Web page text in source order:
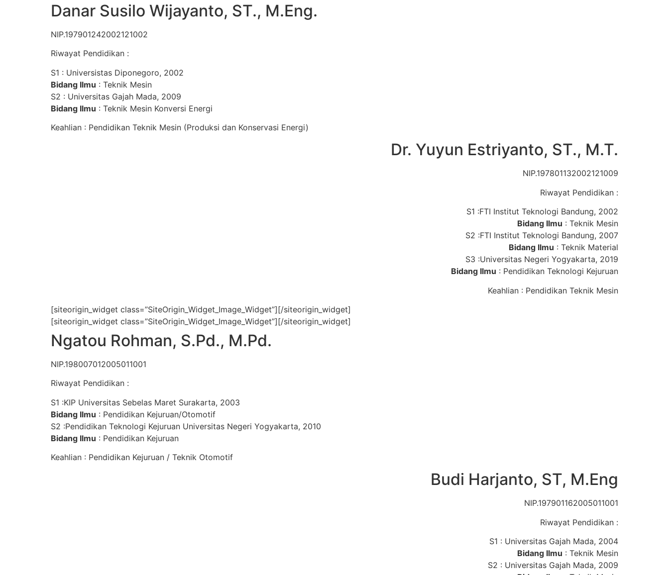
Danar Susilo Wijayanto, ST., M.Eng.
NIP.197901242002121002
Riwayat Pendidikan :
S1 : Universistas Diponegoro, 2002
Bidang Ilmu : Teknik Mesin
S2 : Universitas Gajah Mada, 2009
Bidang Ilmu : Teknik Mesin Konversi Energi
Keahlian : Pendidikan Teknik Mesin (Produksi dan Konservasi Energi)
Dr. Yuyun Estriyanto, ST., M.T.
NIP.197801132002121009
Riwayat Pendidikan :
S1 :FTI Institut Teknologi Bandung, 2002
Bidang Ilmu : Teknik Mesin
S2 :FTI Institut Teknologi Bandung, 2007
Bidang Ilmu : Teknik Material
S3 :Universitas Negeri Yogyakarta, 2019
Bidang Ilmu : Pendidikan Teknologi Kejuruan
Keahlian : Pendidikan Teknik Mesin
[siteorigin_widget class=”SiteOrigin_Widget_Image_Widget”][/siteorigin_widget]
[siteorigin_widget class=”SiteOrigin_Widget_Image_Widget”][/siteorigin_widget]
Ngatou Rohman, S.Pd., M.Pd.
NIP.198007012005011001
Riwayat Pendidikan :
S1 :KIP Universitas Sebelas Maret Surakarta, 2003
Bidang Ilmu : Pendidikan Kejuruan/Otomotif
S2 :Pendidikan Teknologi Kejuruan Universitas Negeri Yogyakarta, 2010
Bidang Ilmu : Pendidikan Kejuruan
Keahlian : Pendidikan Kejuruan / Teknik Otomotif
Budi Harjanto, ST, M.Eng
NIP.197901162005011001
Riwayat Pendidikan :
S1 : Universitas Gajah Mada, 2004
Bidang Ilmu : Teknik Mesin
S2 : Universitas Gajah Mada, 2009